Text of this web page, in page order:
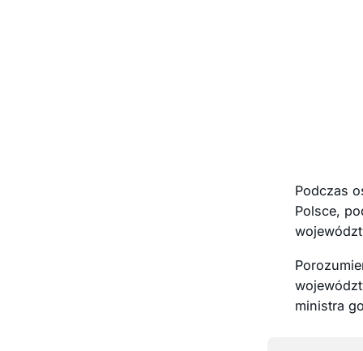
Podczas
Polsce,
ministra